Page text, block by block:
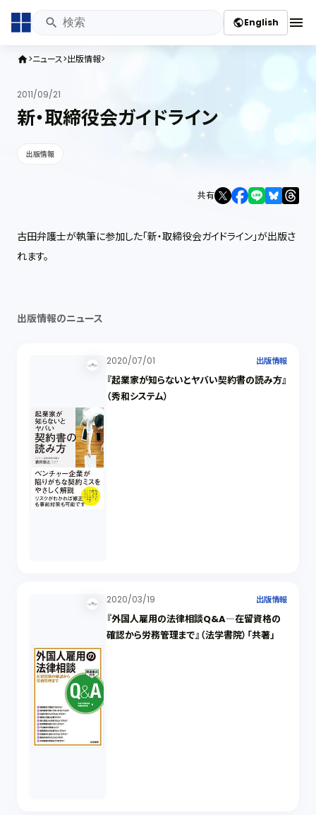
publicEnglish menu
home ニュース 出版情報
2011/09/21
新・取締役会ガイドライン
出版情報
共有
古田弁護士が執筆に参加した「新・取締役会ガイドライン」が出版さ
れます。
出版情報のニュース
2020/07/01 出版情報
『起業家が知らないとヤバい契約書の読み方』
（秀和システム）
2020/03/19 出版情報
『外国人雇用の法律相談Q&A―在留資格の
確認から労務管理まで』（法学書院）「共著」